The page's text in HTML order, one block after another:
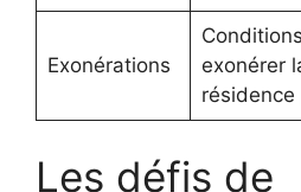
Exonérations
exonérer
résidence
Les défis de